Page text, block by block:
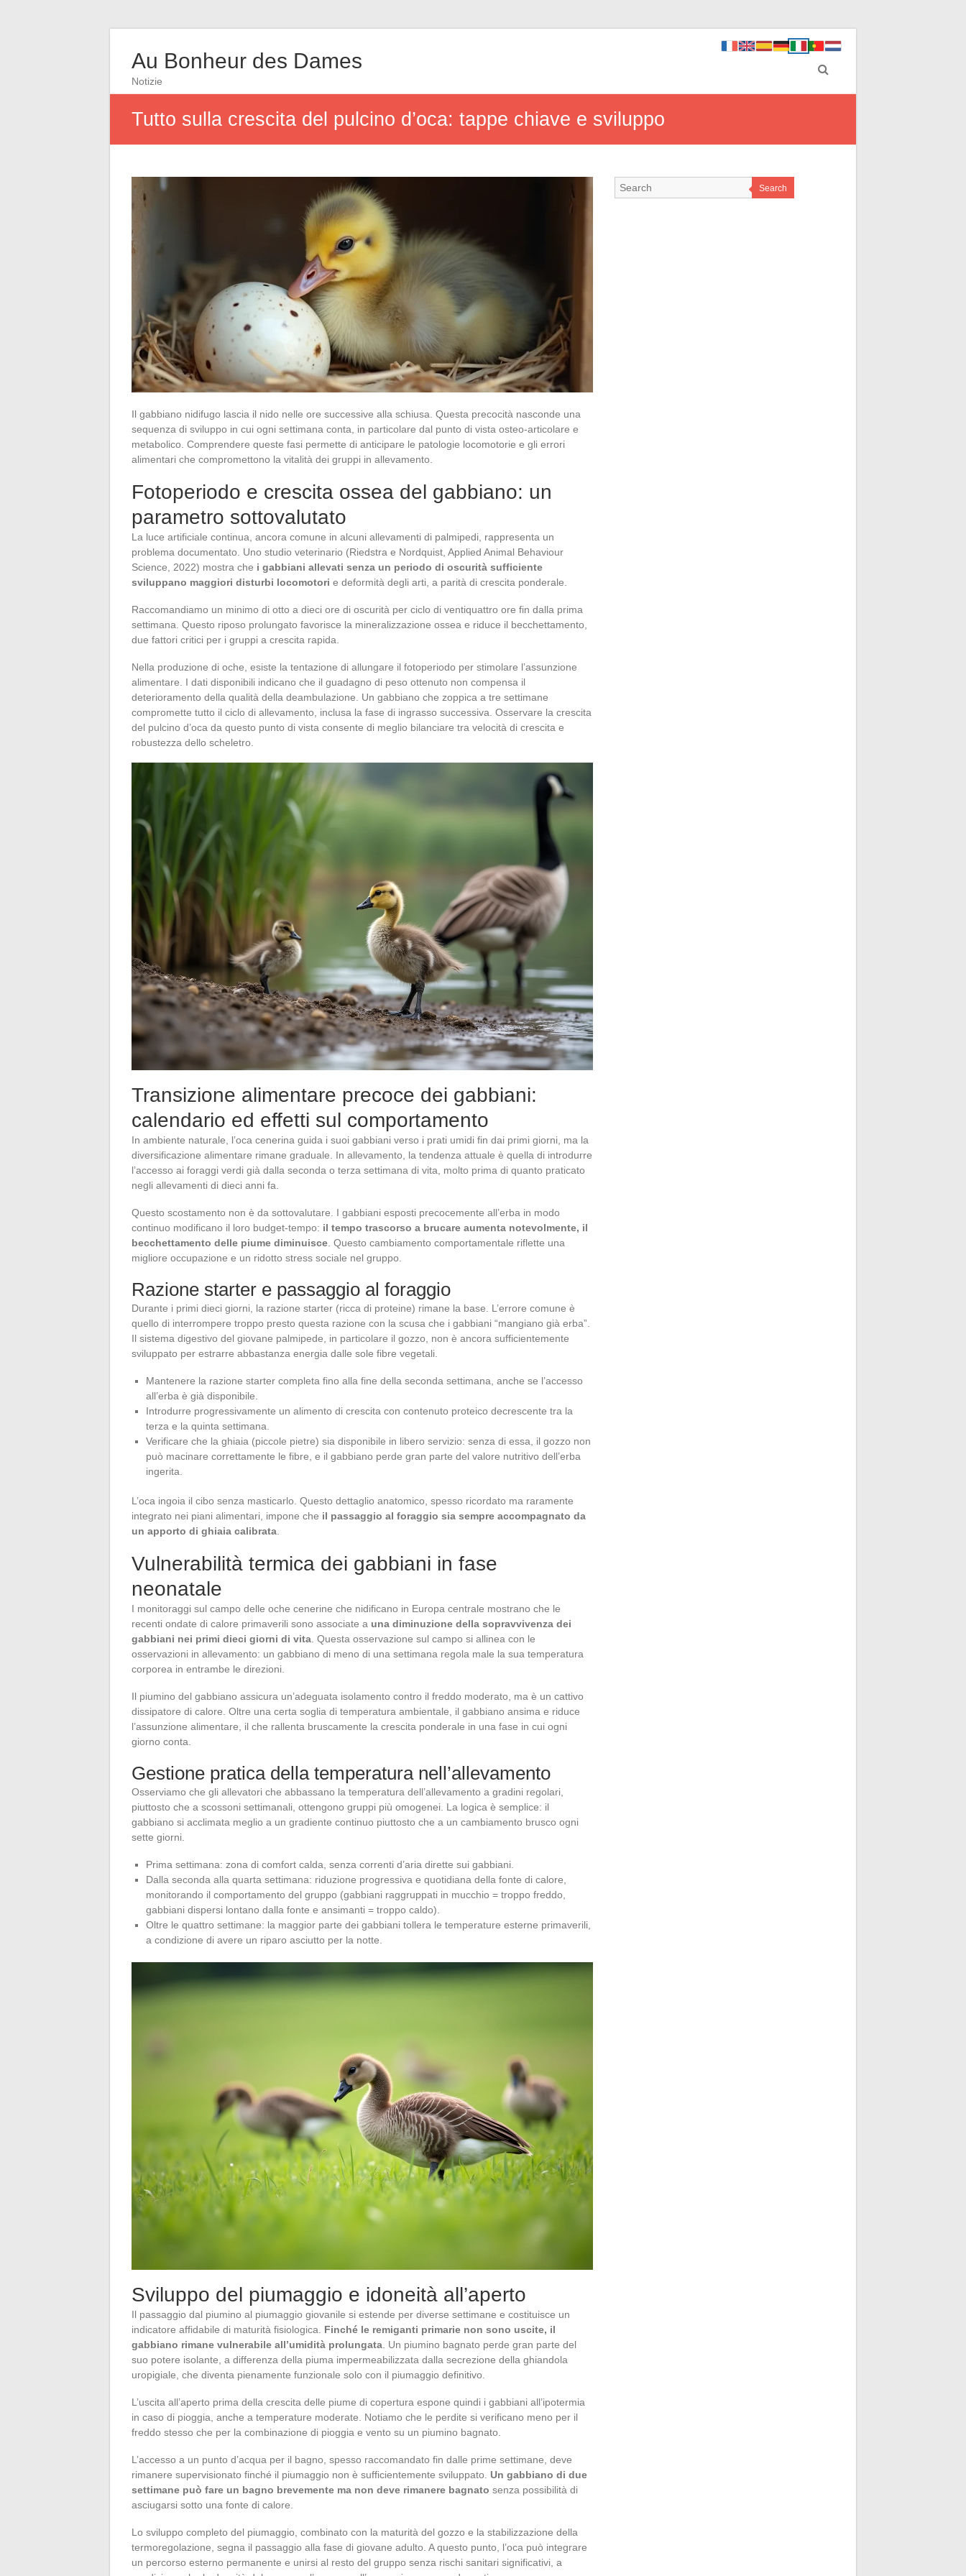
Au Bonheur des Dames
Notizie
Tutto sulla crescita del pulcino d’oca: tappe chiave e sviluppo
Il gabbiano nidifugo lascia il nido nelle ore successive alla schiusa. Questa precocità nasconde una
sequenza di sviluppo in cui ogni settimana conta, in particolare dal punto di vista osteo-articolare e
metabolico. Comprendere queste fasi permette di anticipare le patologie locomotorie e gli errori
alimentari che compromettono la vitalità dei gruppi in allevamento.
Fotoperiodo e crescita ossea del gabbiano: un
parametro sottovalutato
La luce artificiale continua, ancora comune in alcuni allevamenti di palmipedi, rappresenta un
problema documentato. Uno studio veterinario (Riedstra e Nordquist, Applied Animal Behaviour
Science, 2022) mostra che i gabbiani allevati senza un periodo di oscurità sufficiente
sviluppano maggiori disturbi locomotori e deformità degli arti, a parità di crescita ponderale.
Raccomandiamo un minimo di otto a dieci ore di oscurità per ciclo di ventiquattro ore fin dalla prima
settimana. Questo riposo prolungato favorisce la mineralizzazione ossea e riduce il becchettamento,
due fattori critici per i gruppi a crescita rapida.
Nella produzione di oche, esiste la tentazione di allungare il fotoperiodo per stimolare l’assunzione
alimentare. I dati disponibili indicano che il guadagno di peso ottenuto non compensa il
deterioramento della qualità della deambulazione. Un gabbiano che zoppica a tre settimane
compromette tutto il ciclo di allevamento, inclusa la fase di ingrasso successiva. Osservare la crescita
del pulcino d’oca da questo punto di vista consente di meglio bilanciare tra velocità di crescita e
robustezza dello scheletro.
Transizione alimentare precoce dei gabbiani:
calendario ed effetti sul comportamento
In ambiente naturale, l’oca cenerina guida i suoi gabbiani verso i prati umidi fin dai primi giorni, ma la
diversificazione alimentare rimane graduale. In allevamento, la tendenza attuale è quella di introdurre
l’accesso ai foraggi verdi già dalla seconda o terza settimana di vita, molto prima di quanto praticato
negli allevamenti di dieci anni fa.
Questo scostamento non è da sottovalutare. I gabbiani esposti precocemente all’erba in modo
continuo modificano il loro budget-tempo: il tempo trascorso a brucare aumenta notevolmente, il
becchettamento delle piume diminuisce . Questo cambiamento comportamentale riflette una
migliore occupazione e un ridotto stress sociale nel gruppo.
Razione starter e passaggio al foraggio
Durante i primi dieci giorni, la razione starter (ricca di proteine) rimane la base. L’errore comune è
quello di interrompere troppo presto questa razione con la scusa che i gabbiani “mangiano già erba”.
Il sistema digestivo del giovane palmipede, in particolare il gozzo, non è ancora sufficientemente
sviluppato per estrarre abbastanza energia dalle sole fibre vegetali.
Mantenere la razione starter completa fino alla fine della seconda settimana, anche se l’accesso
all’erba è già disponibile.
Introdurre progressivamente un alimento di crescita con contenuto proteico decrescente tra la
terza e la quinta settimana.
Verificare che la ghiaia (piccole pietre) sia disponibile in libero servizio: senza di essa, il gozzo non
può macinare correttamente le fibre, e il gabbiano perde gran parte del valore nutritivo dell’erba
ingerita.
L’oca ingoia il cibo senza masticarlo. Questo dettaglio anatomico, spesso ricordato ma raramente
integrato nei piani alimentari, impone che il passaggio al foraggio sia sempre accompagnato da
un apporto di ghiaia calibrata
Vulnerabilità termica dei gabbiani in fase
neonatale
I monitoraggi sul campo delle oche cenerine che nidificano in Europa centrale mostrano che le
recenti ondate di calore primaverili sono associate a una diminuzione della sopravvivenza dei
gabbiani nei primi dieci giorni di vita . Questa osservazione sul campo si allinea con le
osservazioni in allevamento: un gabbiano di meno di una settimana regola male la sua temperatura
corporea in entrambe le direzioni.
Il piumino del gabbiano assicura un’adeguata isolamento contro il freddo moderato, ma è un cattivo
dissipatore di calore. Oltre una certa soglia di temperatura ambientale, il gabbiano ansima e riduce
l’assunzione alimentare, il che rallenta bruscamente la crescita ponderale in una fase in cui ogni
giorno conta.
Gestione pratica della temperatura nell’allevamento
Osserviamo che gli allevatori che abbassano la temperatura dell’allevamento a gradini regolari,
piuttosto che a scossoni settimanali, ottengono gruppi più omogenei. La logica è semplice: il
gabbiano si acclimata meglio a un gradiente continuo piuttosto che a un cambiamento brusco ogni
sette giorni.
Prima settimana: zona di comfort calda, senza correnti d’aria dirette sui gabbiani.
Dalla seconda alla quarta settimana: riduzione progressiva e quotidiana della fonte di calore,
monitorando il comportamento del gruppo (gabbiani raggruppati in mucchio = troppo freddo,
gabbiani dispersi lontano dalla fonte e ansimanti = troppo caldo).
Oltre le quattro settimane: la maggior parte dei gabbiani tollera le temperature esterne primaverili,
a condizione di avere un riparo asciutto per la notte.
Sviluppo del piumaggio e idoneità all’aperto
Il passaggio dal piumino al piumaggio giovanile si estende per diverse settimane e costituisce un
indicatore affidabile di maturità fisiologica. Finché le remiganti primarie non sono uscite, il
gabbiano rimane vulnerabile all’umidità prolungata . Un piumino bagnato perde gran parte del
suo potere isolante, a differenza della piuma impermeabilizzata dalla secrezione della ghiandola
uropigiale, che diventa pienamente funzionale solo con il piumaggio definitivo.
L’uscita all’aperto prima della crescita delle piume di copertura espone quindi i gabbiani all’ipotermia
in caso di pioggia, anche a temperature moderate. Notiamo che le perdite si verificano meno per il
freddo stesso che per la combinazione di pioggia e vento su un piumino bagnato.
L’accesso a un punto d’acqua per il bagno, spesso raccomandato fin dalle prime settimane, deve
rimanere supervisionato finché il piumaggio non è sufficientemente sviluppato. Un gabbiano di due
settimane può fare un bagno brevemente ma non deve rimanere bagnato senza possibilità di
asciugarsi sotto una fonte di calore.
Lo sviluppo completo del piumaggio, combinato con la maturità del gozzo e la stabilizzazione della
termoregolazione, segna il passaggio alla fase di giovane adulto. A questo punto, l’oca può integrare
un percorso esterno permanente e unirsi al resto del gruppo senza rischi sanitari significativi, a
Search